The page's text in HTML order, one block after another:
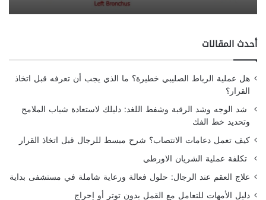
أحدث المقالات
هل عملية الرباط الصليبي خطيرة؟ ما الذي يجب أن تعرفه قبل اتخاذ
القرار؟
شد الوجه وشد الرقبة وشفط اللغد: دليلك لاستعادة شباب الملامح
وتحديد خط الفك
كيف تعمل دعامات الانتصاب؟ شرح مبسط للرجال قبل اتخاذ القرار
تكلفة عملية الشريان الاورطي
علاج العقم عند الرجال: حلول فعالة ورعاية شاملة في مستشفى بداية
دليل الأمهات للتعامل مع القمل بدون توتر أو إحراج